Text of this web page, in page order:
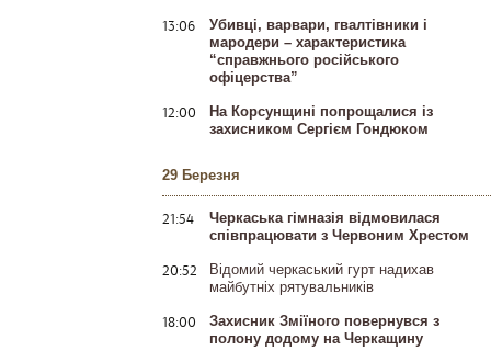
13:06
Убивці, варвари, гвалтівники і
мародери – характеристика
“справжнього російського
офіцерства”
12:00
На Корсунщині попрощалися із
захисником Сергієм Гондюком
29 Березня
21:54
Черкаська гімназія відмовилася
співпрацювати з Червоним Хрестом
20:52
Відомий черкаський гурт надихав
майбутніх рятувальників
18:00
Захисник Зміїного повернувся з
полону додому на Черкащину